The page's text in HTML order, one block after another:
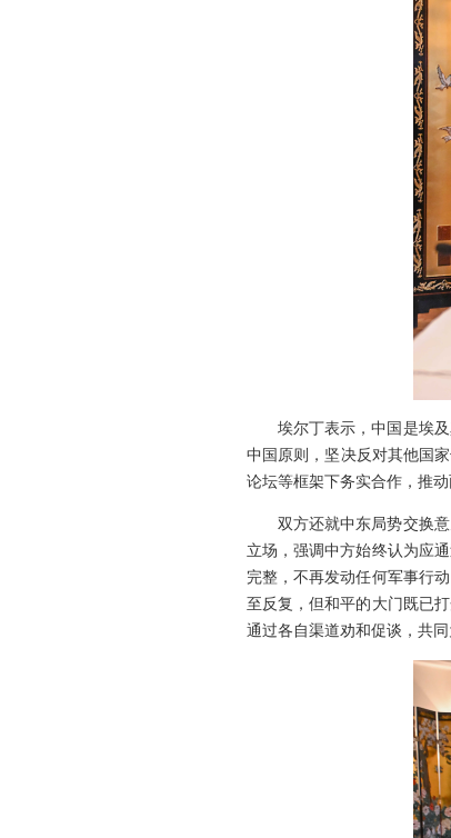
埃尔丁表示，中国是埃
中国原则，坚决反对其他国
论坛等框架下务实合作，推动
双方还就中东局势交换
立场，强调中方始终认为应
完整，不再发动任何军事行
至反复，但和平的大门既已
通过各自渠道劝和促谈，共